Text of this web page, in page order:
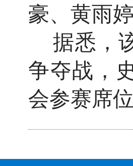
豪、黄雨
据悉，
争夺战，
会参赛席位